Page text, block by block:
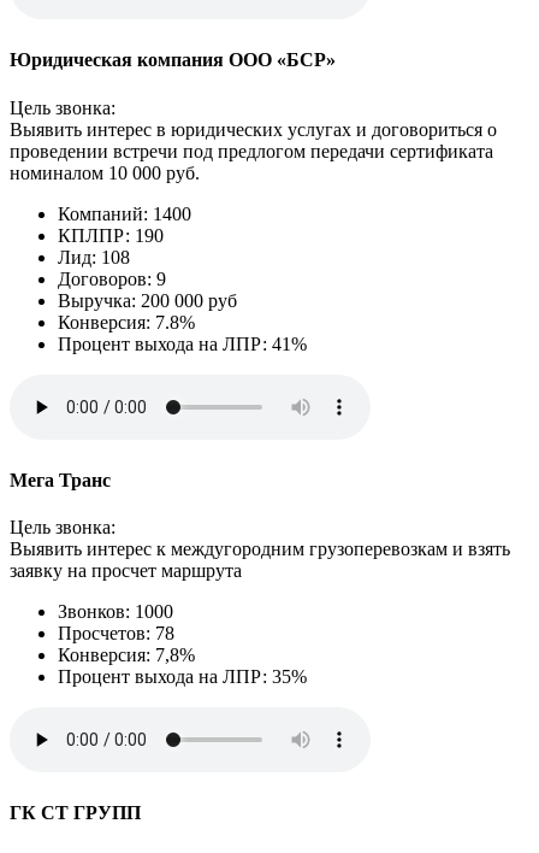
Юридическая компания ООО «БСР»
Цель звонка:
Выявить интерес в юридических услугах и договориться о
проведении встречи под предлогом передачи сертификата
номиналом 10 000 руб.
Компаний: 1400
КПЛПР: 190
Лид: 108
Договоров: 9
Выручка: 200 000 руб
Конверсия: 7.8%
Процент выхода на ЛПР: 41%
Мега Транс
Цель звонка:
Выявить интерес к междугородним грузоперевозкам и взять
заявку на просчет маршрута
Звонков: 1000
Просчетов: 78
Конверсия: 7,8%
Процент выхода на ЛПР: 35%
ГК СТ ГРУПП